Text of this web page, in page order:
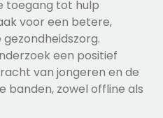
toegang tot hulp
voor een betere,
een positief
van jongeren en de
banden, zowel offline als